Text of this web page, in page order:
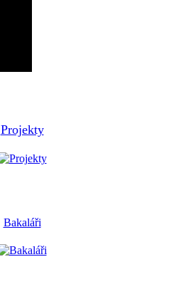
Projekty
Bakaláři